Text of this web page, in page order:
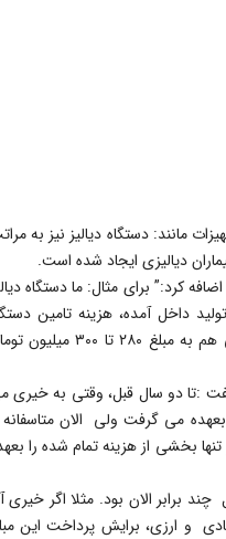
مانند: دستگاه دیالیز نیز به
دیالیزی ایجاد شده است.
کرد:” برای مثال: ما دستگاه
تولید داخل آمده، هزینه تامین
خارجی بالغ بر ۵۰۰ میلیون تومان شده و متاسفانه قیمت دستگاههای داخلی هم به مبلغ ۲۸۰
:تا دو سال قبل، وقتی به خیری
تومان است، به راحتی تامین ۱۰ دستگاه آنرا بعهده می گرفت ولی الان
بخشی از هزینه تمام شده را
برابر الان بود. مثلا اگر خیری
و ارزی، برایش پرداخت این